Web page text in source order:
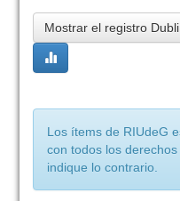
Mostrar el registro
Los ítems de RIUdeG
con todos los
indique lo contrario.